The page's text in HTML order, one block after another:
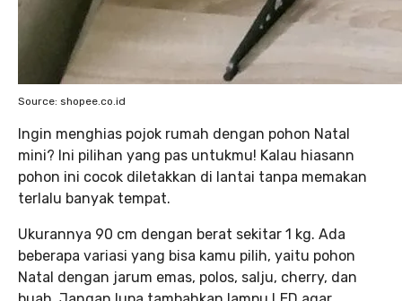
Source: shopee.co.id
Ingin menghias pojok rumah dengan pohon Natal
mini? Ini pilihan yang pas untukmu! Kalau hiasann
pohon ini cocok diletakkan di lantai tanpa memakan
terlalu banyak tempat.
Ukurannya 90 cm dengan berat sekitar 1 kg. Ada
beberapa variasi yang bisa kamu pilih, yaitu pohon
Natal dengan jarum emas, polos, salju, cherry, dan